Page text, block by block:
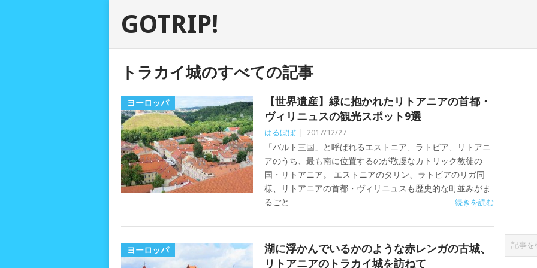
GOTRIP!
トラカイ城のすべての記事
ヨーロッパ
【世界遺産】緑に抱かれたリトアニアの首都・
ヴィリニュスの観光スポット9選
はるぼぼ 2017/12/27
「バルト三国」と呼ばれるエストニア、ラトビア、リトアニ
アのうち、最も南に位置するのが敬虔なカトリック教徒の
国・リトアニア。 エストニアのタリン、ラトビアのリガ同
様、リトアニアの首都・ヴィリニュスも歴史的な町並みがま
るごと
続きを読む
ヨーロッパ
湖に浮かんでいるかのような赤レンガの古城、
リトアニアのトラカイ城を訪ねて